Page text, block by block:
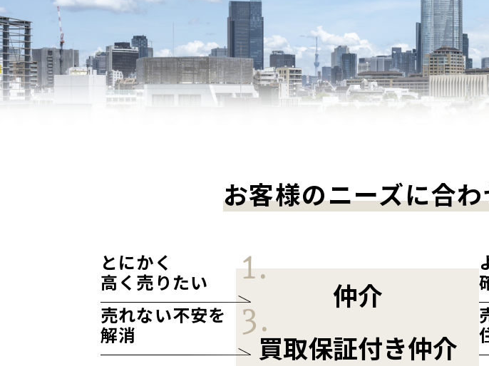
お客様のニーズに合
とにかく
高く売りたい
仲介
売れない不安を
解消
買取保証付き仲介